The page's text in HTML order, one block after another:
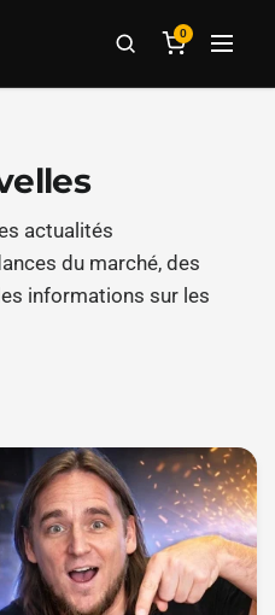
0
actualités
du marché, des
informations sur les